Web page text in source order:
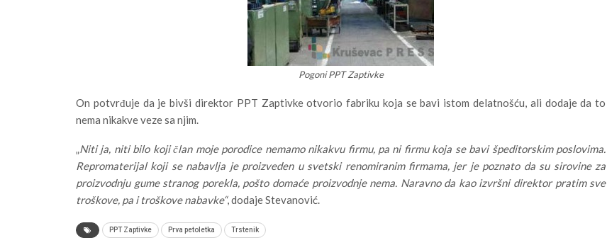
Pogoni PPT Zaptivke
On potvrđuje da je bivši direktor PPT Zaptivke otvorio fabriku koja se bavi istom delatnošću, ali dodaje da to
nema nikakve veze sa njim.
„Niti ja, niti bilo koji član moje porodice nemamo nikakvu firmu, pa ni firmu koja se bavi špeditorskim poslovima.
Repromaterijal koji se nabavlja je proizveden u svetski renomiranim firmama, jer je poznato da su sirovine za
proizvodnju gume stranog porekla, pošto domaće proizvodnje nema. Naravno da kao izvršni direktor pratim sve
troškove, pa i troškove nabavke“, dodaje Stevanović.
PPT Zaptivke Prva petoletka Trstenik